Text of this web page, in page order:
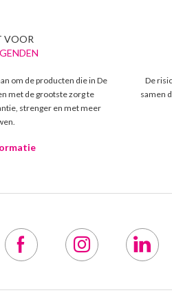
VOOR
om de producten die in De
met de grootste zorg te
strenger en met meer
De
samen